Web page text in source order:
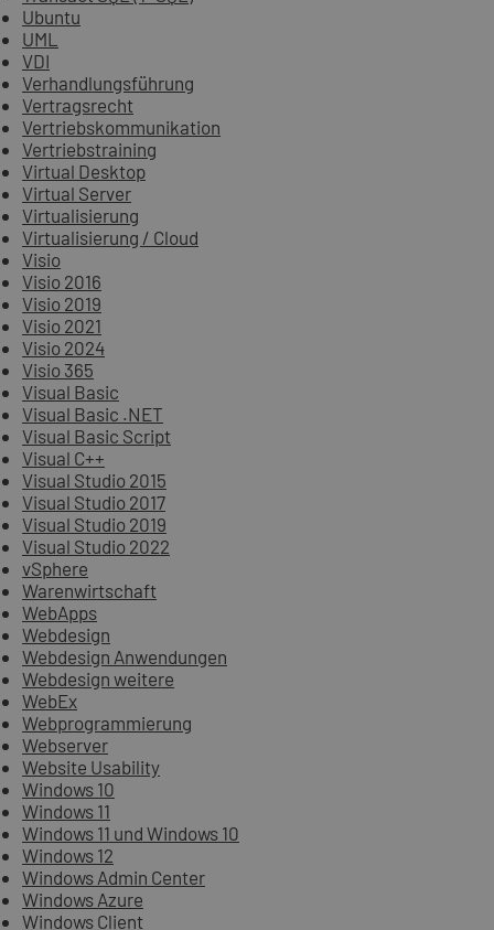
Ubuntu
UML
VDI
Verhandlungsführung
Vertragsrecht
Vertriebskommunikation
Vertriebstraining
Virtual Desktop
Virtual Server
Virtualisierung
Virtualisierung / Cloud
Visio
Visio 2016
Visio 2019
Visio 2021
Visio 2024
Visio 365
Visual Basic
Visual Basic .NET
Visual Basic Script
Visual C++
Visual Studio 2015
Visual Studio 2017
Visual Studio 2019
Visual Studio 2022
vSphere
Warenwirtschaft
WebApps
Webdesign
Webdesign Anwendungen
Webdesign weitere
WebEx
Webprogrammierung
Webserver
Website Usability
Windows 10
Windows 11
Windows 11 und Windows 10
Windows 12
Windows Admin Center
Windows Azure
Windows Client